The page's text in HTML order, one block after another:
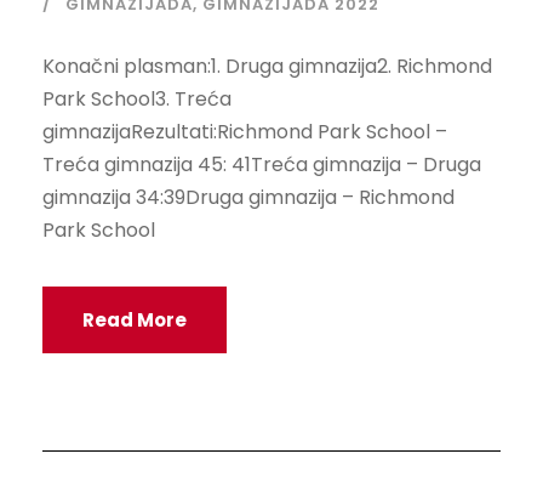
GIMNAZIJADA, GIMNAZIJADA 2022
Konačni plasman:1. Druga gimnazija2. Richmond
Park School3. Treća
gimnazijaRezultati:Richmond Park School –
Treća gimnazija 45: 41Treća gimnazija – Druga
gimnazija 34:39Druga gimnazija – Richmond
Park School
Read More